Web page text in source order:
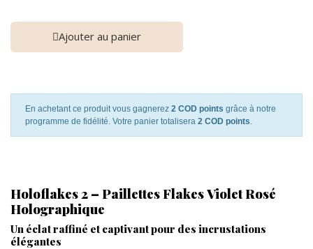
Ajouter au panier
En achetant ce produit vous gagnerez 2 COD points grâce à notre
programme de fidélité. Votre panier totalisera 2 COD points.
Holoflakes 2 – Paillettes Flakes Violet Rosé
Holographique
Un éclat raffiné et captivant pour des incrustations
élégantes